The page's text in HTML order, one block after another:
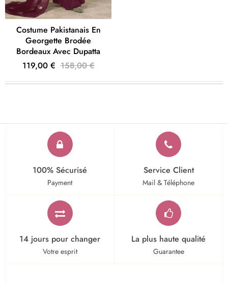
Costume Pakistanais En
Georgette Brodée
Bordeaux Avec Dupatta
119,00 € 158,00 €
100% Sécurisé
Payment
Service Client
Mail & Téléphone
14 jours pour changer
Votre esprit
La plus haute qualité
Guarantee